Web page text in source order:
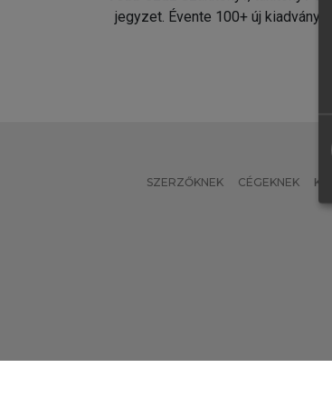
jegyzet. Évente 100+ új kiadvány.
SZERZŐKNEK CÉGEKNEK